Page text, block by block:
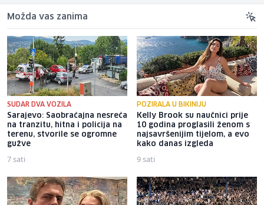
Možda vas zanima
SUDAR DVA VOZILA
Sarajevo: Saobraćajna nesreća
na tranzitu, hitna i policija na
terenu, stvorile se ogromne
gužve
7 sati
POZIRALA U BIKINIJU
Kelly Brook su naučnici prije
10 godina proglasili ženom s
najsavršenijim tijelom, a evo
kako danas izgleda
9 sati